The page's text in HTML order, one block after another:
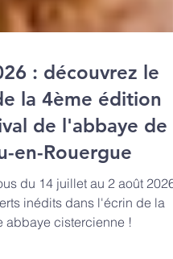
: découvrez le
la 4ème édition
de l'abbaye de
en-Rouergue
du 14 juillet au 2 août 2026
inédits dans l'écrin de la